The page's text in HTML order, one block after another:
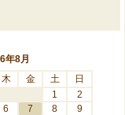
年8月
木 金 土
日
1
2
6 7 8
9